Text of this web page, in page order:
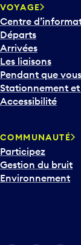
VOYAGE
Centre
Départs
Arrivées
Les liaisons
Pendant que
Stationnement
Accessibilité
COMMUNAUTÉ
Participez
Gestion du bruit
Environnement